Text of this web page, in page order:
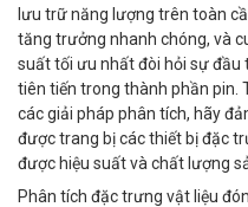
lưu trữ năng lượng trên toàn
tăng trưởng nhanh chóng, và
suất tối ưu nhất đòi hỏi sự đầu
tiên tiến trong thành phần pin.
các giải pháp phân tích, hãy
được trang bị các thiết bị đặc
được hiệu suất và chất lượng
Phân tích đặc trưng vật liệu